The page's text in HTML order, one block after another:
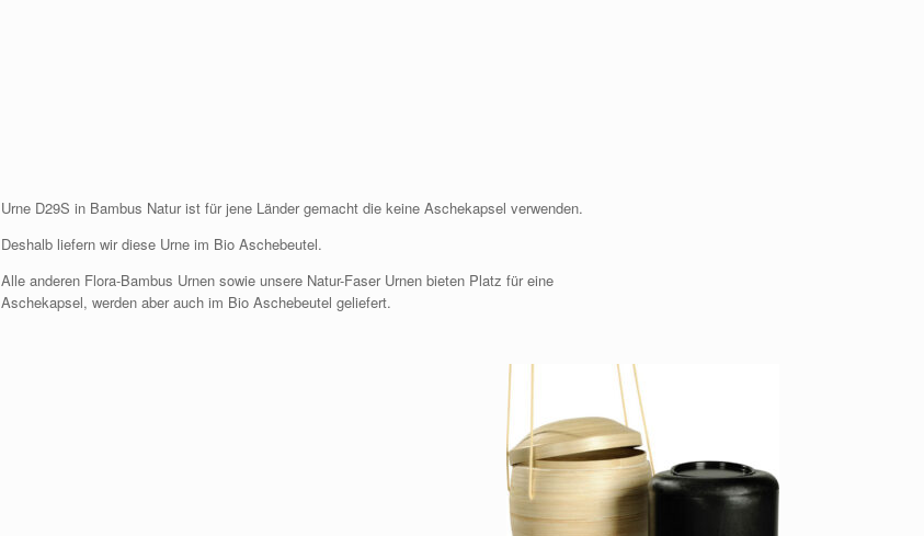
Urne D29S in Bambus Natur ist für jene Länder gemacht die keine Aschekapsel verwenden.
Deshalb liefern wir diese Urne im Bio Aschebeutel.
Alle anderen Flora-Bambus Urnen sowie unsere Natur-Faser Urnen bieten Platz für eine
Aschekapsel, werden aber auch im Bio Aschebeutel geliefert.